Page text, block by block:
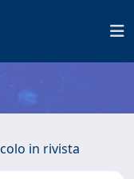
in rivista